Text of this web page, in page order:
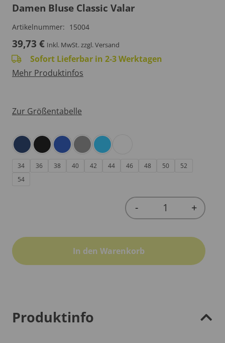
Damen Bluse Classic Valar
Artikelnummer: 15004
39,73 € Inkl. MwSt.zzgl. Versand
Sofort Lieferbar in 2-3 Werktagen
Mehr Produktinfos
Zur Größentabelle
34 36 38 40 42 44 46 48 50
52
54
Quantity
- +
In den Warenkorb
Produktinfo